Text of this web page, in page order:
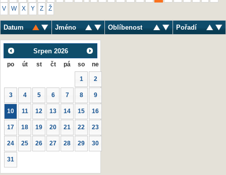
V W X Y Z Ž
Datum Jméno Oblíbenost Pořadí
Srpen 2026
po út st čt pá so ne
1 2
3 4 5 6 7 8 9
10 11 12 13 14 15 16
17 18 19 20 21 22 23
24 25 26 27 28 29 30
31